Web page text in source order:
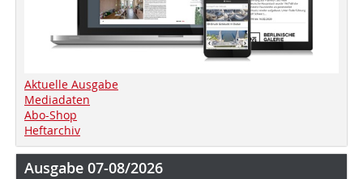
Aktuelle Ausgabe
Mediadaten
Abo-Shop
Heftarchiv
Ausgabe 07-08/2026